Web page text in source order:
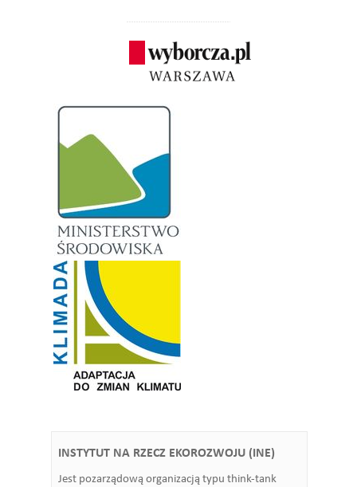
INSTYTUT NA RZECZ EKOROZWOJU (INE)
Jest pozarządową organizacją typu think-tank